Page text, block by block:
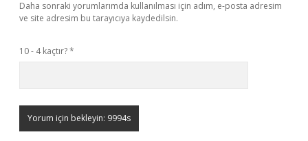
Daha sonraki yorumlarımda kullanılması için adım, e-posta adresim
ve site adresim bu tarayıcıya kaydedilsin.
10 - 4 kaçtır?*